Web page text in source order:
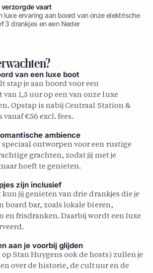
verzorgde vaart
luxe ervaring aan boord van onze elektrische
3 drankjes en een Neder
van een luxe boot
stap je aan boord voor een
1,5 uur op een van onze luxe
Opstap is nabij Centraal Station &
€56 excl. fees.
ambience
speciaal ontworpen voor een rustige
grachten, zodat jij met je
hoeft te genieten.
zijn inclusief
kun jij genieten van drie drankjes die je
board bar, zoals lokale bieren,
en frisdranken. Daarbij wordt een luxe
aan je voorbij glijden
Stan Huygens ook de hosts) zullen je
over de historie, de cultuur en de